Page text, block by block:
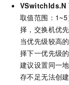
VSwitchIds.N
取值范围：
择，交换机优
当优先级较高
择下一优先级
建议设置同一
存不足无法创建